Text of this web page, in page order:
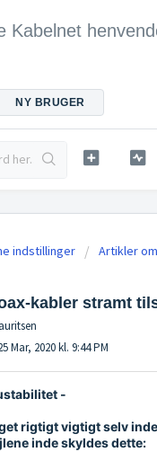
Kabelnet
NY BRUGER
indstillinger
Artikler
kabler stramt
Mar, 2020 kl. 9:44 PM
-
rigtigt vigtigt selv
inde skyldes dette: